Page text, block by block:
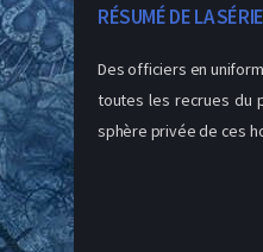
RÉSUMÉ DE LA SÉRIE
Des officiers en
toutes les recrues du
sphère privée de ces